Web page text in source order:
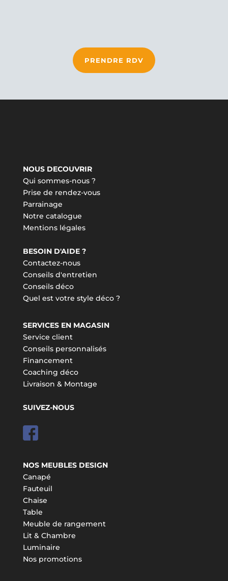
PRENDRE RDV
NOUS DECOUVRIR
Qui sommes-nous ?
Prise de rendez-vous
Parrainage
Notre catalogue
Mentions légales
BESOIN D'AIDE ?
Contactez-nous
Conseils d'entretien
Conseils déco
Quel est votre style déco ?
SERVICES EN MAGASIN
Service client
Conseils personnalisés
Financement
Coaching déco
Livraison & Montage
SUIVEZ-NOUS
NOS MEUBLES DESIGN
Canapé
Fauteuil
Chaise
Table
Meuble de rangement
Lit & Chambre
Luminaire
Nos promotions